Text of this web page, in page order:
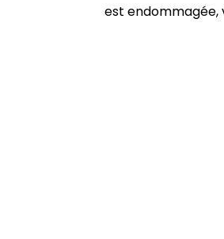
est endommagée,